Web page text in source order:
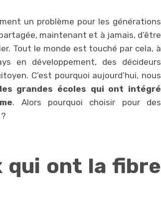
un problème pour les générations
maintenant et à jamais, d’être
Tout le monde est touché par cela, à
en développement, des décideurs
C’est pourquoi aujourd’hui, nous
grandes écoles qui ont intégré
. Alors pourquoi choisir pour des
qui ont la fibre